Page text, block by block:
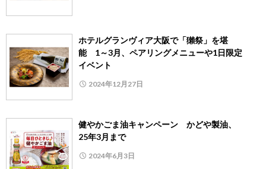
ホテルグランヴィア大阪で「獺祭」を堪
能 1～3月、ペアリングメニューや1日限定
イベント
2024年12月27日
健やかごま油キャンペーン かどや製油、
25年3月まで
2024年6月3日